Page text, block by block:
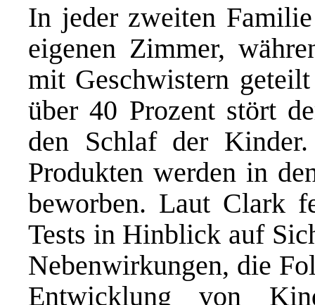
In jeder zweiten
eigenen Zimmer,
mit Geschwistern
über 40 Prozent stört
den Schlaf der
Produkten werden in
beworben. Laut Clark
Tests in Hinblick auf
Nebenwirkungen, die
Entwicklung von